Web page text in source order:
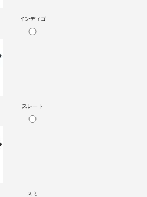
インディゴ
スレート
スミ